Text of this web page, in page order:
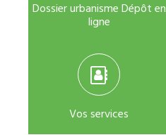
Dossier urbanisme Dépôt en
ligne
Vos services